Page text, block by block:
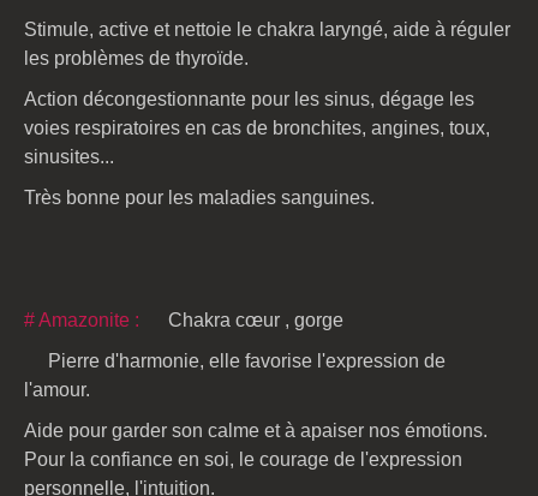
Stimule, active et nettoie le chakra laryngé, aide à réguler
les problèmes de thyroïde.
Action décongestionnante pour les sinus, dégage les
voies respiratoires en cas de bronchites, angines, toux,
sinusites...
Très bonne pour les maladies sanguines.
# Amazonite :
Chakra cœur , gorge
Pierre d'harmonie, elle favorise l'expression de
l'amour.
Aide pour garder son calme et à apaiser nos émotions.
Pour la confiance en soi, le courage de l'expression
personnelle, l'intuition.